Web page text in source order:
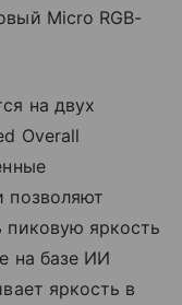
Micro RGB-
на двух
Overall
позволяют
пиковую яркость
на базе ИИ
яркость в